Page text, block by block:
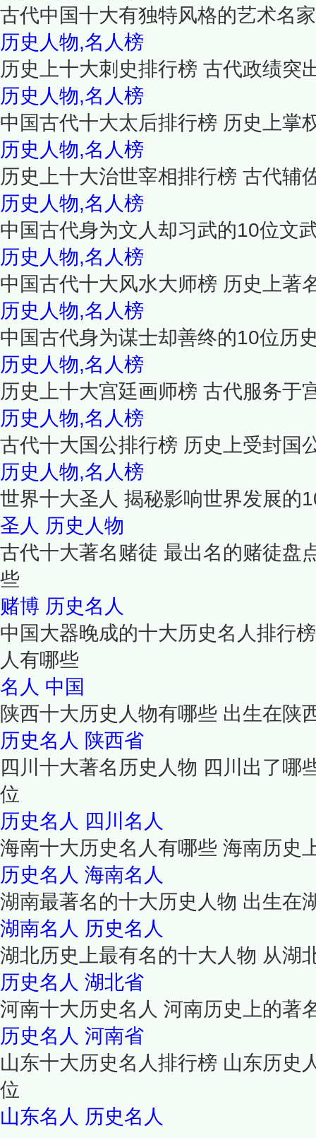
古代中国十大有独特风格的艺术名
历史人物,名人榜
历史上十大刺史排行榜 古代政绩突
历史人物,名人榜
中国古代十大太后排行榜 历史上掌
历史人物,名人榜
历史上十大治世宰相排行榜 古代辅
历史人物,名人榜
中国古代身为文人却习武的10位文
历史人物,名人榜
中国古代十大风水大师榜 历史上著
历史人物,名人榜
中国古代身为谋士却善终的10位历
历史人物,名人榜
历史上十大宫廷画师榜 古代服务于
历史人物,名人榜
古代十大国公排行榜 历史上受封国
历史人物,名人榜
世界十大圣人 揭秘影响世界发展的
圣人 历史人物
古代十大著名赌徒 最出名的赌徒盘
些
赌博 历史名人
中国大器晚成的十大历史名人排行
人有哪些
名人 中国
陕西十大历史人物有哪些 出生在陕
历史名人 陕西省
四川十大著名历史人物 四川出了哪
位
历史名人
四川名人
海南十大历史名人有哪些 海南历史
历史名人 海南名人
湖南最著名的十大历史人物 出生在
湖南名人 历史名人
湖北历史上最有名的十大人物 从湖
历史名人 湖北省
河南十大历史名人 河南历史上的著
历史名人 河南省
山东十大历史名人排行榜 山东历史
位
山东名人 历史名人